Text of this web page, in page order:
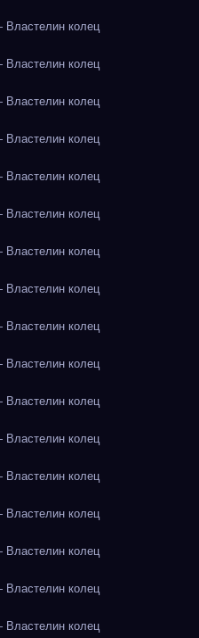
колец
колец
колец
колец
колец
колец
колец
колец
колец
колец
колец
колец
колец
колец
колец
колец
колец